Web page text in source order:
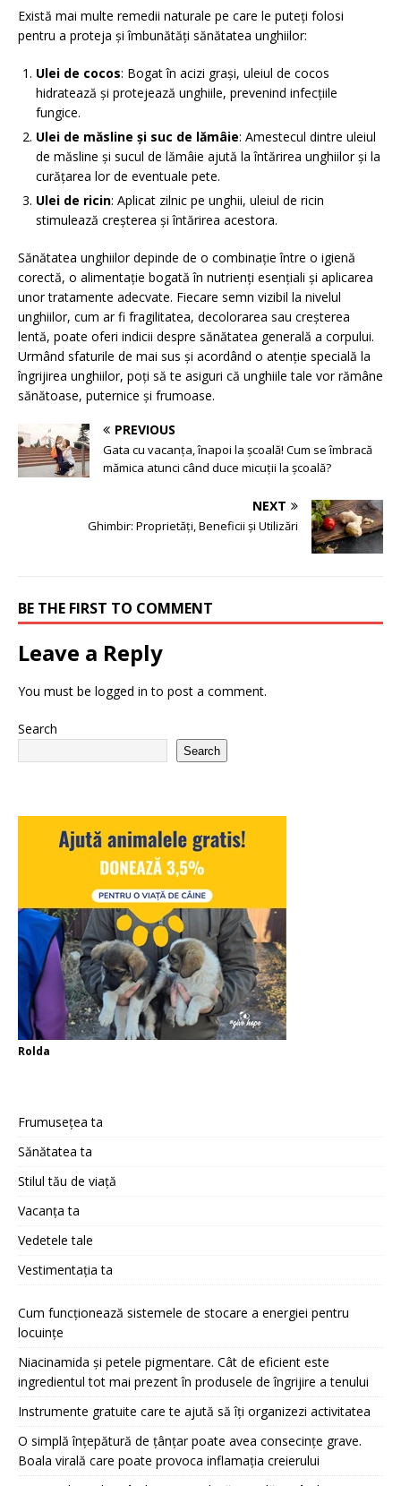
Există mai multe remedii naturale pe care le puteți folosi
pentru a proteja și îmbunătăți sănătatea unghiilor:
Ulei de cocos: Bogat în acizi grași, uleiul de cocos
hidratează și protejează unghiile, prevenind infecțiile
fungice.
Ulei de măsline și suc de lămâie: Amestecul dintre uleiul
de măsline și sucul de lămâie ajută la întărirea unghiilor și la
curățarea lor de eventuale pete.
Ulei de ricin: Aplicat zilnic pe unghii, uleiul de ricin
stimulează creșterea și întărirea acestora.
Sănătatea unghiilor depinde de o combinație între o igienă
corectă, o alimentație bogată în nutrienți esențiali și aplicarea
unor tratamente adecvate. Fiecare semn vizibil la nivelul
unghiilor, cum ar fi fragilitatea, decolorarea sau creșterea
lentă, poate oferi indicii despre sănătatea generală a corpului.
Urmând sfaturile de mai sus și acordând o atenție specială la
îngrijirea unghiilor, poți să te asiguri că unghiile tale vor rămâne
sănătoase, puternice și frumoase.
PREVIOUS
Gata cu vacanța, înapoi la școală! Cum se îmbracă
mămica atunci când duce micuții la școală?
NEXT
Ghimbir: Proprietăți, Beneficii și Utilizări
BE THE FIRST TO COMMENT
Leave a Reply
You must be logged in to post a comment.
Search
Search
Rolda
Frumusețea ta
Sănătatea ta
Stilul tău de viață
Vacanța ta
Vedetele tale
Vestimentația ta
Cum funcționează sistemele de stocare a energiei pentru
locuințe
Niacinamida și petele pigmentare. Cât de eficient este
ingredientul tot mai prezent în produsele de îngrijire a tenului
Instrumente gratuite care te ajută să îți organizezi activitatea
O simplă înțepătură de țânțar poate avea consecințe grave.
Boala virală care poate provoca inflamația creierului